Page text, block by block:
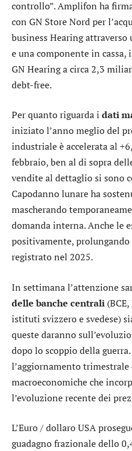
controllo”.Amplifon ha
con GN Store Nord per
business Hearing
e una componente in cassa,
GN Hearing a circa 2,3
debt-free.
Per quanto riguarda i dati
iniziato l’anno meglio del
industriale è accelerata al
febbraio, ben al di sopra
vendite al dettaglio si sono
Capodanno lunare ha
mascherando
domanda interna. Anche le
positivamente,
registrato nel 2025.
In settimana l’attenzione
delle banche centrali
istituti svizzero e svedese)
queste daranno
dopo lo scoppio della
l’aggiornamento
macroeconomiche che
l’evoluzione recente dei
L’Euro / dollaro USA
guadagno frazionale dello